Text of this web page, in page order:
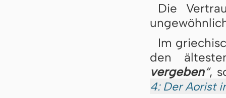
Die
Im
den
vergeben“,
4: Der Aorist